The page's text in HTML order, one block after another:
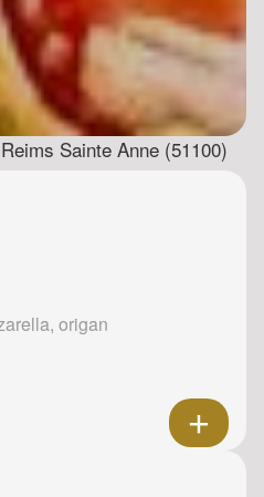
Sainte Anne (51100)
origan